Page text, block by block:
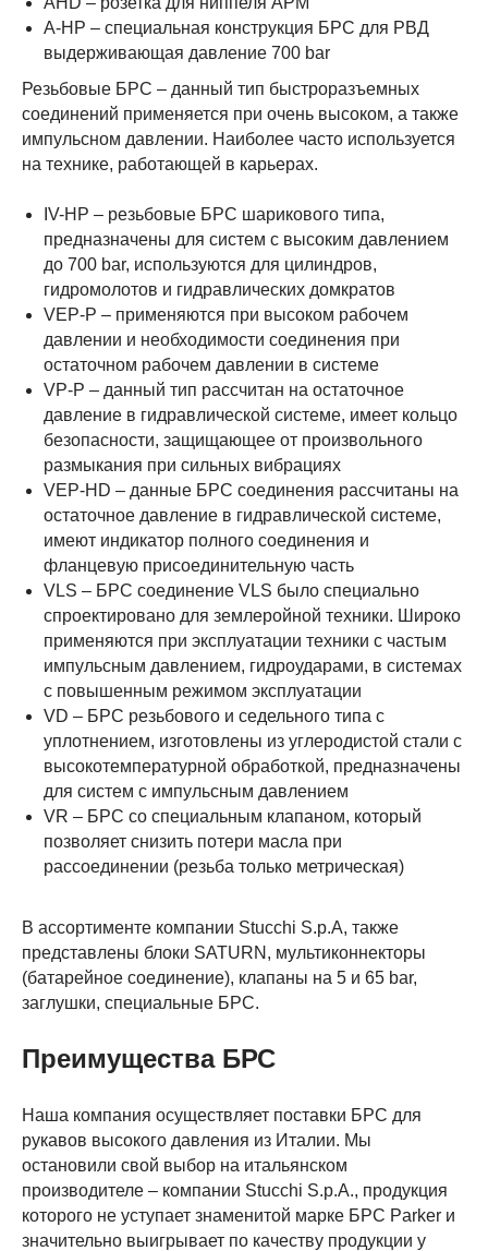
A-HP – специальная конструкция БРС для РВД
выдерживающая давление 700 bar
Резьбовые БРС – данный тип быстроразъемных
соединений применяется при очень высоком, а также
импульсном давлении. Наиболее часто используется
на технике, работающей в карьерах.
IV-HP – резьбовые БРС шарикового типа,
предназначены для систем с высоким давлением
до 700 bar, используются для цилиндров,
гидромолотов и гидравлических домкратов
VEP-P – применяются при высоком рабочем
давлении и необходимости соединения при
остаточном рабочем давлении в системе
VP-P – данный тип рассчитан на остаточное
давление в гидравлической системе, имеет кольцо
безопасности, защищающее от произвольного
размыкания при сильных вибрациях
VEP-HD – данные БРС соединения рассчитаны на
остаточное давление в гидравлической системе,
имеют индикатор полного соединения и
фланцевую присоединительную часть
VLS – БРС соединение VLS было специально
спроектировано для землеройной техники. Широко
применяются при эксплуатации техники с частым
импульсным давлением, гидроударами, в системах
с повышенным режимом эксплуатации
VD – БРС резьбового и седельного типа с
уплотнением, изготовлены из углеродистой стали с
высокотемпературной обработкой, предназначены
для систем с импульсным давлением
VR – БРС со специальным клапаном, который
позволяет снизить потери масла при
рассоединении (резьба только метрическая)
В ассортименте компании Stucchi S.p.A, также
представлены блоки SATURN, мультиконнекторы
(батарейное соединение), клапаны на 5 и 65 bar,
заглушки, специальные БРС.
Преимущества БРС
Наша компания осуществляет поставки БРС для
рукавов высокого давления из Италии. Мы
остановили свой выбор на итальянском
производителе – компании Stucchi S.p.A., продукция
которого не уступает знаменитой марке БРС Parker и
значительно выигрывает по качеству продукции у